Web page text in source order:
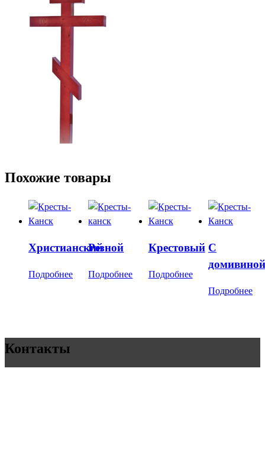
Похожие товары
Христианский
Подробнее
Резной
Подробнее
Крестовый
Подробнее
С
домивиной
Подробнее
Контакты